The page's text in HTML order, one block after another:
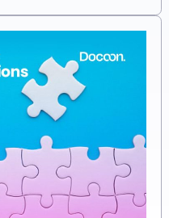
deals et gagne du poids